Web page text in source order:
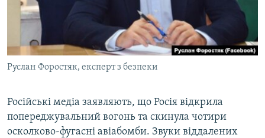
Руслан Форостяк, експерт з безпеки
Російські медіа заявляють, що Росія відкрила
попереджувальний вогонь та скинула чотири
осколково-фугасні авіабомби. Звуки віддалених